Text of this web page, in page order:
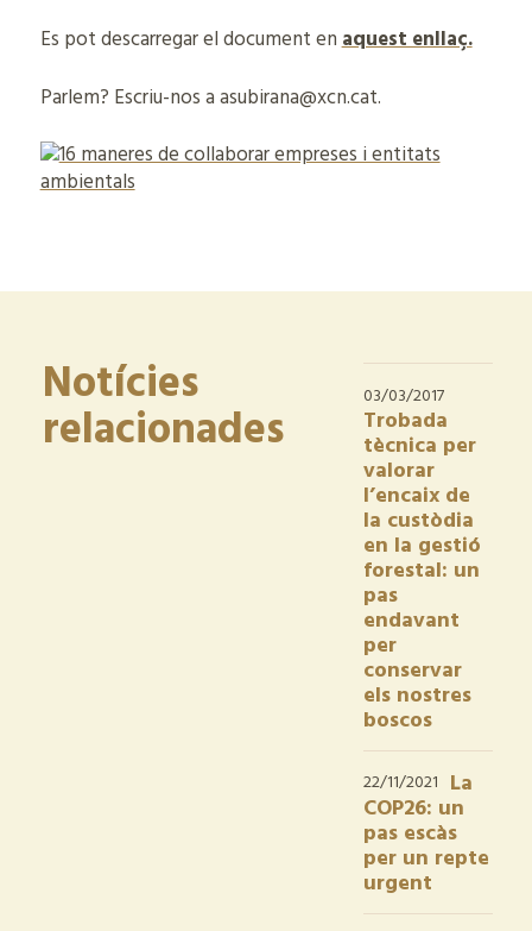
Es pot descarregar el document enaquest enllaç.
Parlem? Escriu-nos a asubirana@xcn.cat.
Notícies
relacionades
03/03/2017
Trobada
tècnica per
valorar
l’encaix de
la custòdia
en la gestió
forestal: un
pas
endavant
per
conservar
els nostres
boscos
22/11/2021 La
COP26: un
pas escàs
per un repte
urgent